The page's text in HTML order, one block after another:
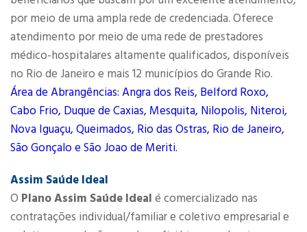
por meio de uma ampla rede de credenciada. Oferece
atendimento por meio de uma rede de prestadores
médico-hospitalares altamente qualificados, disponíveis
no Rio de Janeiro e mais 12 municípios do Grande Rio.
Área de Abrangências: Angra dos Reis, Belford Roxo,
Cabo Frio, Duque de Caxias, Mesquita, Nilopolis, Niteroi,
Nova Iguaçu, Queimados, Rio das Ostras, Rio de Janeiro,
São Gonçalo e São Joao de Meriti.
Assim Saúde Ideal
O Plano Assim Saúde Ideal é comercializado nas
contratações individual/familiar e coletivo empresarial e